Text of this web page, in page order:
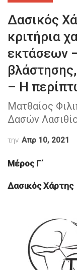
Δασικός
κριτήρια
εκτάσεων
– Η
Ματθαίος
Δασών
την Απρ 10, 2021
Μέρος Γ΄
Δασικός Χάρτης